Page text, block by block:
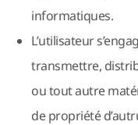
informatiques.
L’utilisateur
transmettre,
ou tout autre
de propriété